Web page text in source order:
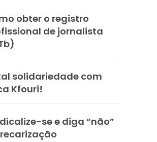
obter o registro
de jornalista
solidariedade com
Kfouri!
se e diga “não”